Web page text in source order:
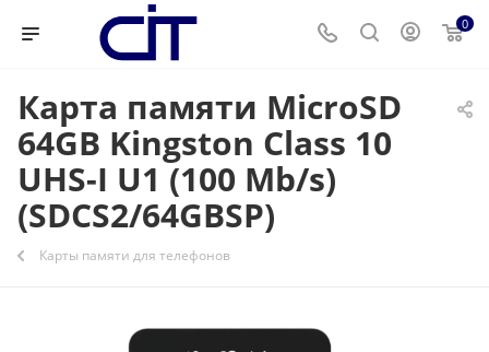
0
Карта памяти MicroSD
64GB Kingston Class 10
UHS-I U1 (100 Mb/s)
(SDCS2/64GBSP)
Карты памяти для телефонов